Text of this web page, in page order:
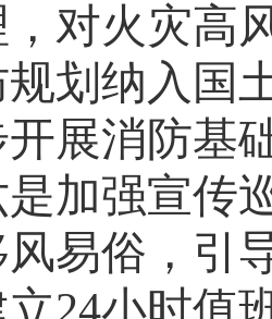
对火灾高
划纳入国
展消防基
加强宣传
易俗，引